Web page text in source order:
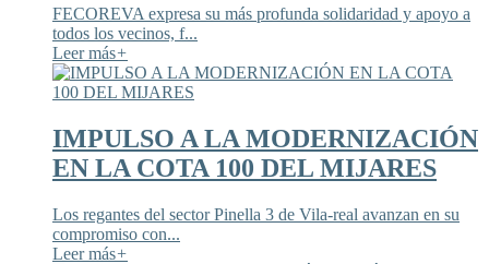
FECOREVA expresa su más profunda solidaridad y apoyo a
todos los vecinos, f...
Leer más+
IMPULSO A LA MODERNIZACIÓN
EN LA COTA 100 DEL MIJARES
Los regantes del sector Pinella 3 de Vila-real avanzan en su
compromiso con...
Leer más+